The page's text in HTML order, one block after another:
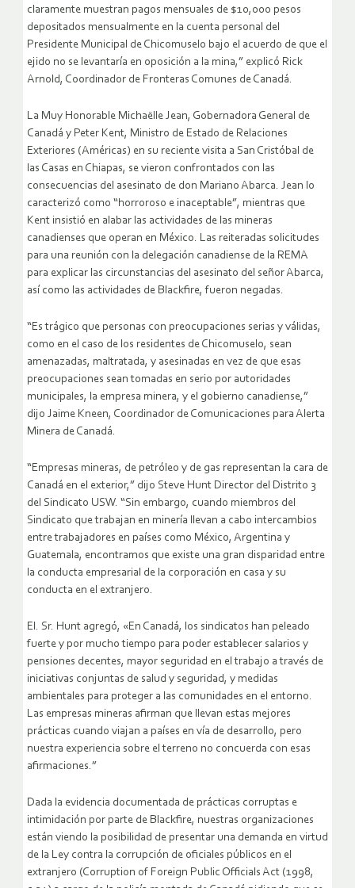
claramente muestran pagos mensuales de $10,000 pesos
depositados mensualmente en la cuenta personal del
Presidente Municipal de Chicomuselo bajo el acuerdo de que el
ejido no se levantaría en oposición a la mina,” explicó Rick
Arnold, Coordinador de Fronteras Comunes de Canadá.
La Muy Honorable Michaëlle Jean, Gobernadora General de
Canadá y Peter Kent, Ministro de Estado de Relaciones
Exteriores (Américas) en su reciente visita a San Cristóbal de
las Casas en Chiapas, se vieron confrontados con las
consecuencias del asesinato de don Mariano Abarca. Jean lo
caracterizó como “horroroso e inaceptable”, mientras que
Kent insistió en alabar las actividades de las mineras
canadienses que operan en México. Las reiteradas solicitudes
para una reunión con la delegación canadiense de la REMA
para explicar las circunstancias del asesinato del señor Abarca,
así como las actividades de Blackfire, fueron negadas.
“Es trágico que personas con preocupaciones serias y válidas,
como en el caso de los residentes de Chicomuselo, sean
amenazadas, maltratada, y asesinadas en vez de que esas
preocupaciones sean tomadas en serio por autoridades
municipales, la empresa minera, y el gobierno canadiense,”
dijo Jaime Kneen, Coordinador de Comunicaciones para Alerta
Minera de Canadá.
“Empresas mineras, de petróleo y de gas representan la cara de
Canadá en el exterior,” dijo Steve Hunt Director del Distrito 3
del Sindicato USW. “Sin embargo, cuando miembros del
Sindicato que trabajan en minería llevan a cabo intercambios
entre trabajadores en países como México, Argentina y
Guatemala, encontramos que existe una gran disparidad entre
la conducta empresarial de la corporación en casa y su
conducta en el extranjero.
El. Sr. Hunt agregó, «En Canadá, los sindicatos han peleado
fuerte y por mucho tiempo para poder establecer salarios y
pensiones decentes, mayor seguridad en el trabajo a través de
iniciativas conjuntas de salud y seguridad, y medidas
ambientales para proteger a las comunidades en el entorno.
Las empresas mineras afirman que llevan estas mejores
prácticas cuando viajan a países en vía de desarrollo, pero
nuestra experiencia sobre el terreno no concuerda con esas
afirmaciones.”
Dada la evidencia documentada de prácticas corruptas e
intimidación por parte de Blackfire, nuestras organizaciones
están viendo la posibilidad de presentar una demanda en virtud
de la Ley contra la corrupción de oficiales públicos en el
extranjero (Corruption of Foreign Public Officials Act (1998,